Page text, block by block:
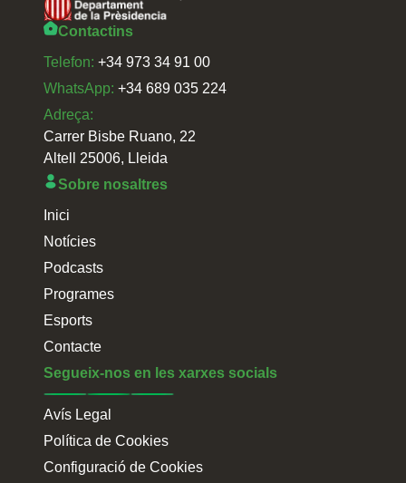
Contactins
Telefon: +34 973 34 91 00
WhatsApp: +34 689 035 224
Adreça:
Carrer Bisbe Ruano, 22
Altell 25006, Lleida
Sobre nosaltres
Inici
Notícies
Podcasts
Programes
Esports
Contacte
Segueix-nos en les xarxes socials
Avís Legal
Política de Cookies
Configuració de Cookies